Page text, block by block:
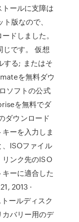
ールに支障は
版なので、
ドしました。
じです。 仮想
する; またはそ
を無料ダウ
ソフトの公式
を無料でダ
ダウンロード
ーを入力しま
ISOファイル
ンク先のISO
ーに適合した
2013 ·
ールディスク
バリー用のデ